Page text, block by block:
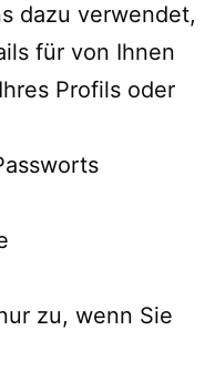
dazu verwendet,
für von Ihnen
Profils oder
zu, wenn Sie